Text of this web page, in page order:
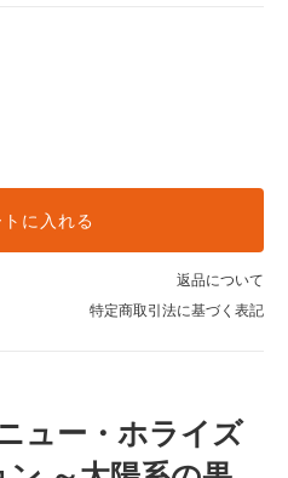
に入れる
返品について
特定商取引法に基づく表記
ュー・ホライズ